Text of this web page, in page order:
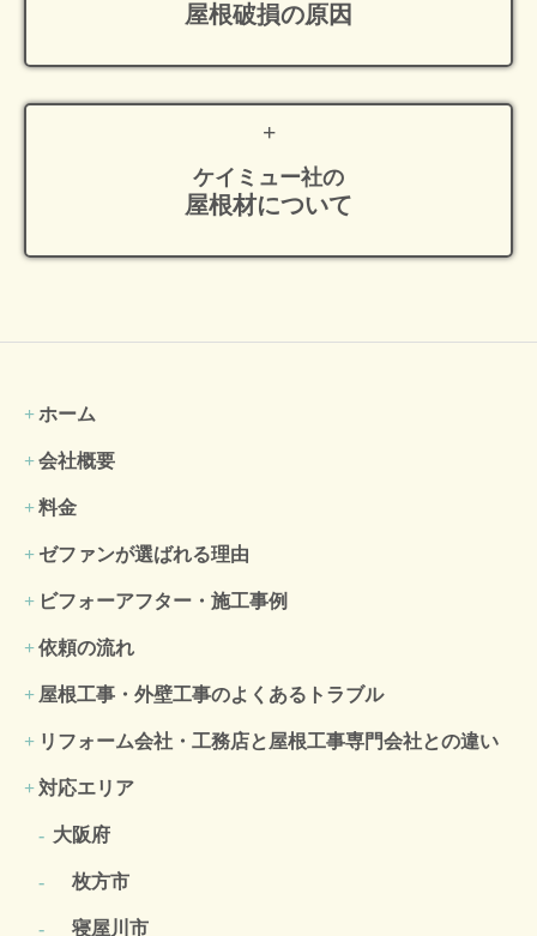
屋根破損の原因
ケイミュー社の
屋根材について
ホーム
会社概要
料金
ゼファンが選ばれる理由
ビフォーアフター・施工事例
依頼の流れ
屋根工事・外壁工事のよくある トラブル
リフォーム会社・工務店と屋根工事専門会社との違い
対応エリア
大阪府
枚方市
寝屋川市